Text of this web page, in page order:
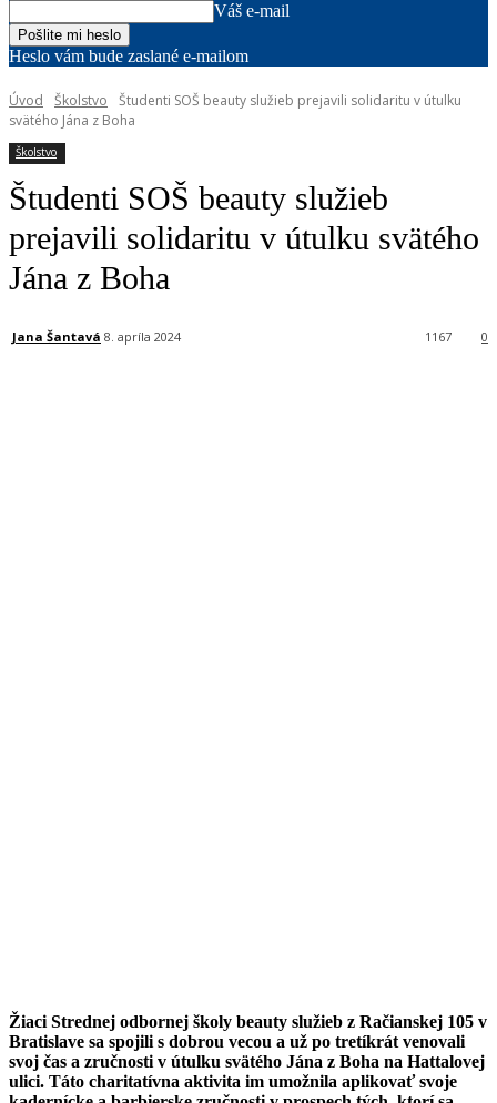
Váš e-mail
Heslo vám bude zaslané e-mailom
Úvod Školstvo
Študenti SOŠ beauty služieb prejavili solidaritu v útulku
svätého Jána z Boha
Školstvo
Študenti SOŠ beauty služieb
prejavili solidaritu v útulku svätého
Jána z Boha
Jana Šantavá 8. apríla 2024 0
1167
Žiaci Strednej odbornej školy beauty služieb z Račianskej 105 v
Bratislave sa spojili s dobrou vecou a už po tretíkrát venovali
svoj čas a zručnosti v útulku svätého Jána z Boha na Hattalovej
ulici. Táto charitatívna aktivita im umožnila aplikovať svoje